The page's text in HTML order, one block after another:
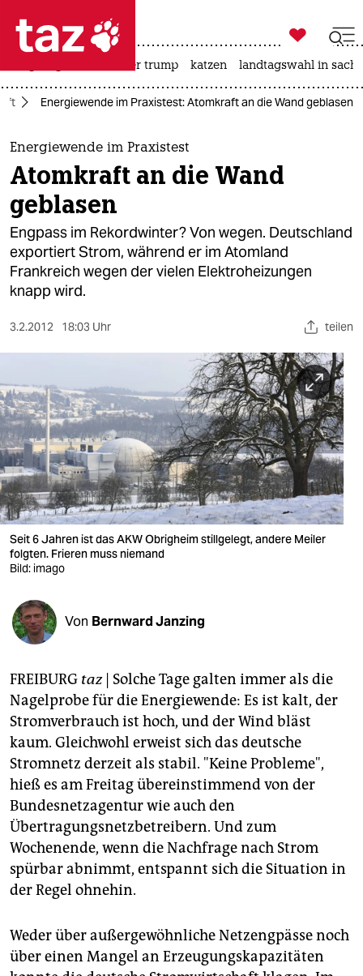
 taz zahl ich
taz zahl ich
themen
politik
öko
gesellschaft
kultur
sport
nord
wahrheit
verlag
verlag
veranstaltungen
shop
fragen & hilfe
unterstützen
genossenschaft
epaper login

taz zahl ich
usa unter trump katzen landtagswahl in
Energiewende im Praxistest: Atomkraft an die Wand geblasen
Energiewende im Praxistest
Atomkraft an die Wand
geblasen
Engpass im Rekordwinter? Von wegen. Deutschland
exportiert Strom, während er im Atomland
Frankreich wegen der vielen Elektroheizungen
knapp wird.
3.2.2012 18:03 Uhr teilen
Seit 6 Jahren ist das AKW Obrigheim stillgelegt, andere Meiler
folgten. Frieren muss niemand
Bild: imago
Von Bernward Janzing
FREIBURG taz| Solche Tage galten immer als die
Nagelprobe für die Energiewende: Es ist kalt, der
Stromverbrauch ist hoch, und der Wind bläst
kaum. Gleichwohl erweist sich das deutsche
Stromnetz derzeit als stabil. "Keine Probleme",
hieß es am Freitag übereinstimmend von der
Bundesnetzagentur wie auch den
Übertragungsnetzbetreibern. Und zum
Wochenende, wenn die Nachfrage nach Strom
spürbar abnimmt, entspannt sich die Situation in
der Regel ohnehin.
Weder über außergewöhnliche Netzengpässe noch
über einen Mangel an Erzeugungskapazitäten